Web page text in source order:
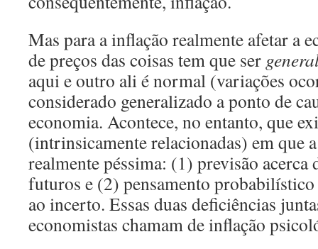
Mas para a inflação realmente afetar a
de preços das coisas tem que ser
aqui e outro ali é normal (variações
considerado generalizado a ponto de
economia. Acontece, no entanto, que
(intrinsicamente relacionadas) em que
realmente péssima: (1) previsão acerca
futuros e (2) pensamento
ao incerto. Essas duas deficiências
economistas chamam de inflação